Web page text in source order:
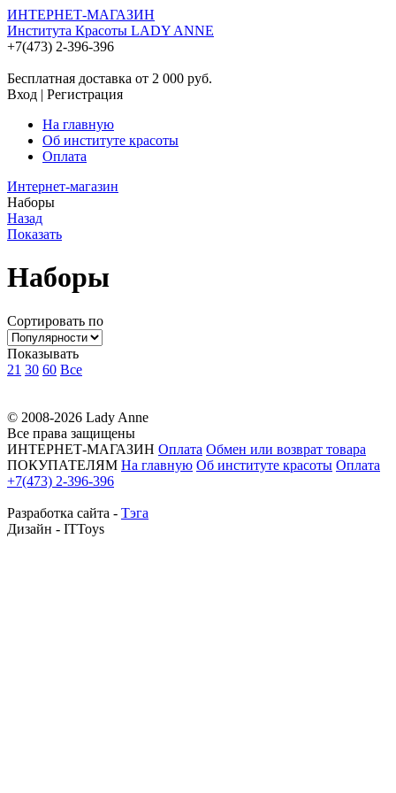
ИНТЕРНЕТ-МАГАЗИН
Института Красоты LADY ANNE
+7(473) 2-396-396
Бесплатная доставка от 2 000 руб.
Вход | Регистрация
На главную
Об институте красоты
Оплата
Интернет-магазин
Наборы
Назад
Показать
Наборы
Сортировать по
Показывать
21 30 60 Все
© 2008-2026 Lady Anne
Все права защищены
ИНТЕРНЕТ-МАГАЗИН Оплата Обмен или возврат товара
ПОКУПАТЕЛЯМ На главную Об институте красоты Оплата
+7(473) 2-396-396
Разработка сайта - Тэга
Дизайн - ITToys